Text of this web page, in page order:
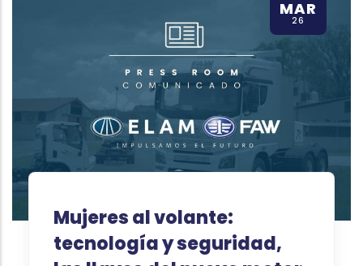
MAR
26
Mujeres al volante:
tecnología y seguridad,